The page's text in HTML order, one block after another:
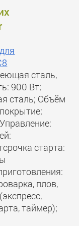
сталь,
900 Вт;
сталь; Объём
старта:
плов,
таймер);